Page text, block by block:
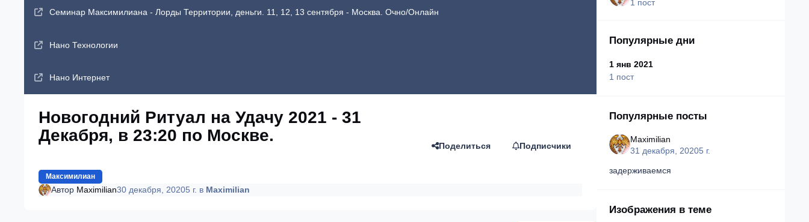
Семинар Максимилиана - Лорды Территории, деньги. 11, 12, 13 сентября - Москва. Очно/Онлайн
Нано Технологии
Нано Интернет
Новогодний Ритуал на Удачу 2021 - 31
Декабря, в 23:20 по Москве.
Максимилиан
Поделиться Подписчики
Автор Maximilian30 декабря, 20205 г. в Maximilian
1 пост
Популярные дни
1 янв 2021
1 пост
Популярные посты
Maximilian
31 декабря, 20205 г.
задерживаемся
Изображения в теме